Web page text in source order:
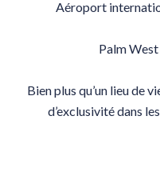
Aéroport
Palm
Bien plus qu’un lieu de
d’exclusivité dans